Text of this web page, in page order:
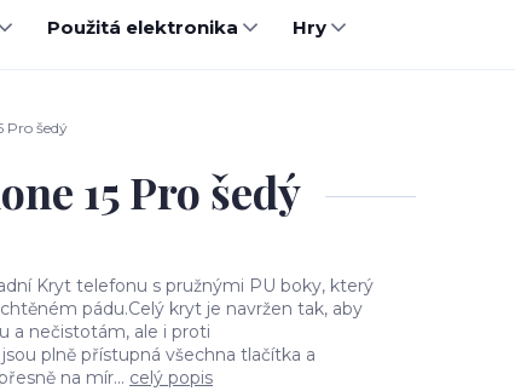
Použitá elektronika Hry
Pro šedý
15 Pro šedý
Kryt telefonu s pružnými PU boky, který
pádu.Celý kryt je navržen tak, aby
a nečistotám, ale i proti
plně přístupná všechna tlačítka a
na mír... celý popis